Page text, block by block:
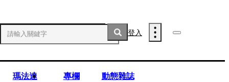
登入
瑪法達 專欄 動態雜誌